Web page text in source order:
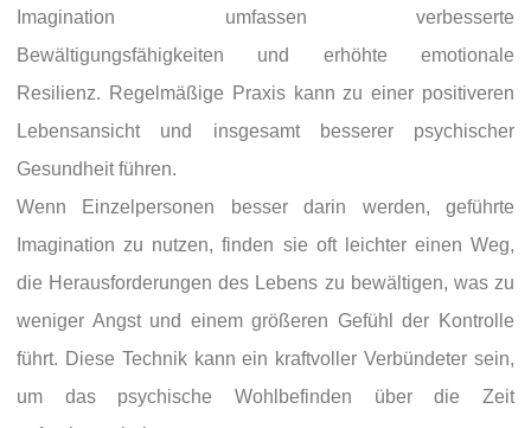
Imagination umfassen verbesserte
Bewältigungsfähigkeiten und erhöhte emotionale
Resilienz. Regelmäßige Praxis kann zu einer positiveren
Lebensansicht und insgesamt besserer psychischer
Gesundheit führen.
Wenn Einzelpersonen besser darin werden, geführte
Imagination zu nutzen, finden sie oft leichter einen Weg,
die Herausforderungen des Lebens zu bewältigen, was zu
weniger Angst und einem größeren Gefühl der Kontrolle
führt. Diese Technik kann ein kraftvoller Verbündeter sein,
um das psychische Wohlbefinden über die Zeit